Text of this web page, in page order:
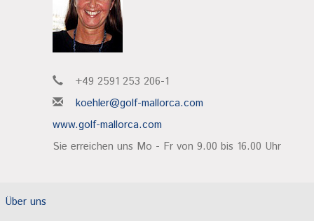
+49 2591 253 206-1
koehler@golf-mallorca.com
www.golf-mallorca.com
Sie erreichen uns Mo - Fr von 9.00 bis 16.00 Uhr
Über uns